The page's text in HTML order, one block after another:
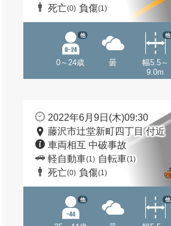
死亡(0) 負傷(1)
0～24歳
他
曇
幅5.5～
9.0m
他
2022年6月9日(木)09:30
藤沢市辻堂新町四丁目 付近
車両相互 中破事故
軽自動車(1) 自転車(1)
死亡(0) 負傷(1)
他 他